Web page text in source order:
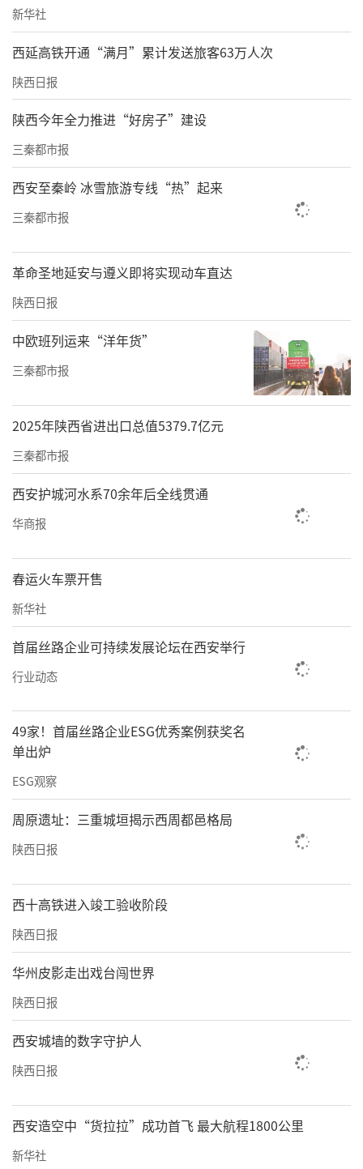
新华社
西延高铁开通“满月”累计发送旅客63万人次
陕西日报
陕西今年全力推进“好房子”建设
三秦都市报
西安至秦岭 冰雪旅游专线“热”起来
三秦都市报
革命圣地延安与遵义即将实现动车直达
陕西日报
中欧班列运来“洋年货”
三秦都市报
2025年陕西省进出口总值5379.7亿元
三秦都市报
西安护城河水系70余年后全线贯通
华商报
春运火车票开售
新华社
首届丝路企业可持续发展论坛在西安举行
行业动态
49家！首届丝路企业ESG优秀案例获奖名
单出炉
ESG观察
周原遗址：三重城垣揭示西周都邑格局
陕西日报
西十高铁进入竣工验收阶段
陕西日报
华州皮影走出戏台闯世界
陕西日报
西安城墙的数字守护人
陕西日报
西安造空中“货拉拉”成功首飞 最大航程1800公里
新华社